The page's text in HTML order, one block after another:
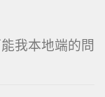
我本地端的問